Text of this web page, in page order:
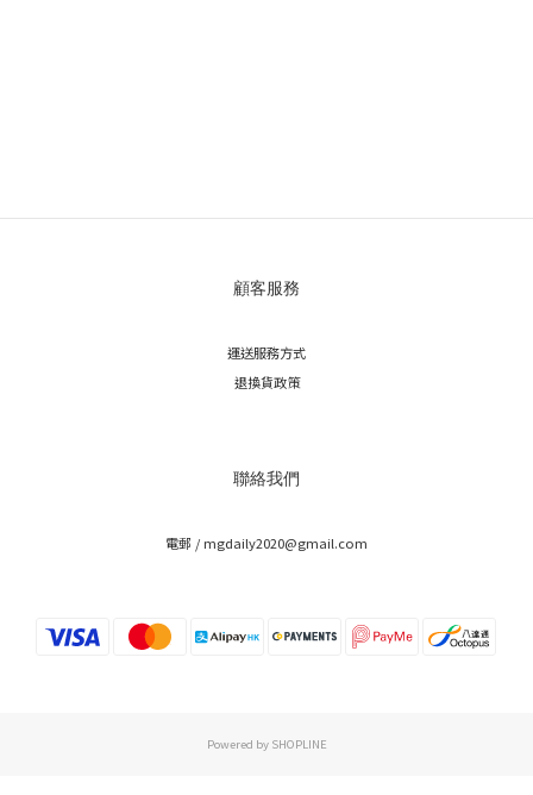
顧客服務
運送服務方式
退換貨政策
聯絡我們
電郵 / mgdaily2020@gmail.com
Powered by SHOPLINE